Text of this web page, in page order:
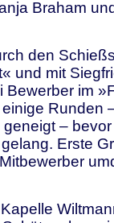
Braham
den
und mit
Bewerber im
Runden
–
Erste